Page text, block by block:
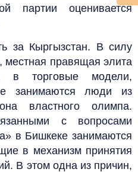
партии оценивается
за Кыргызстан. В силу
местная правящая элита
в торговые модели,
занимаются люди из
властного олимпа.
с вопросами
в Бишкеке занимаются
в механизм принятия
В этом одна из причин,